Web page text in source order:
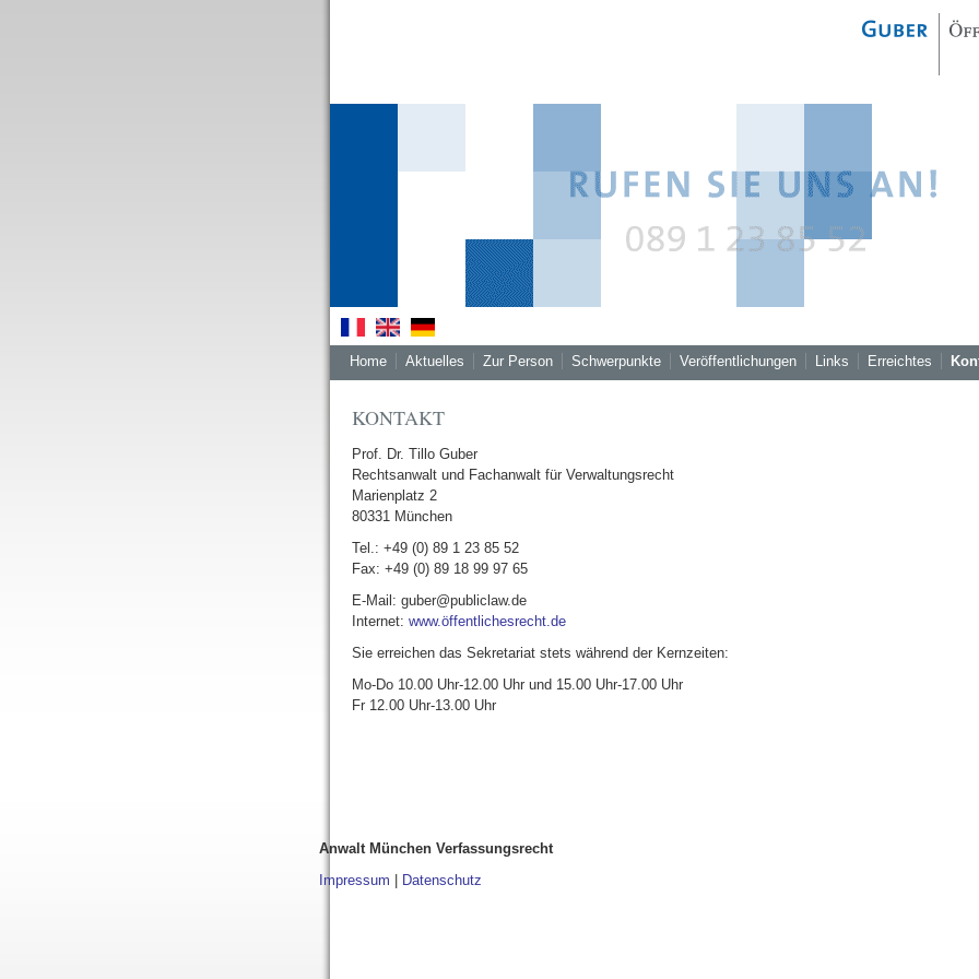
Home Aktuelles Zur Person Schwerpunkte Veröffentlichungen Links Erreichtes
KONTAKT
Prof. Dr. Tillo Guber
Rechtsanwalt und Fachanwalt für Verwaltungsrecht
Marienplatz 2
80331 München
Tel.: +49 (0) 89 1 23 85 52
Fax: +49 (0) 89 18 99 97 65
E-Mail: guber@publiclaw.de
Internet: www.öffentlichesrecht.de
Sie erreichen das Sekretariat stets während der Kernzeiten:
Mo-Do 10.00 Uhr-12.00 Uhr und 15.00 Uhr-17.00 Uhr
Fr 12.00 Uhr-13.00 Uhr
Anwalt München Verfassungsrecht
Impressum
Datenschutz